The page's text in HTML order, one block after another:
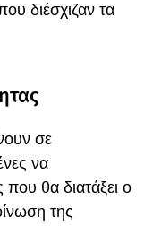
διέσχιζαν τα
σε
να
που θα διατάξει ο
της